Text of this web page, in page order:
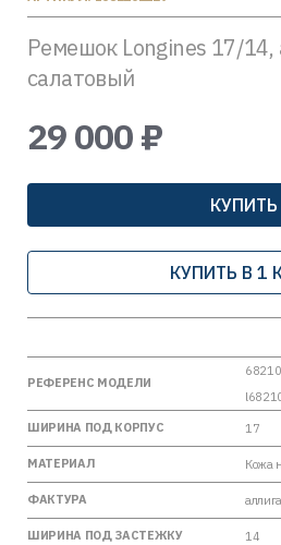
Ремешок Longines 17/14,
салатовый
29 000 ₽
КУПИТЬ
КУПИТЬ В 1
РЕФЕРЕНС МОДЕЛИ
ШИРИНА ПОД КОРПУС
17
МАТЕРИАЛ Кожа
ФАКТУРА
ШИРИНА ПОД ЗАСТЕЖКУ 14